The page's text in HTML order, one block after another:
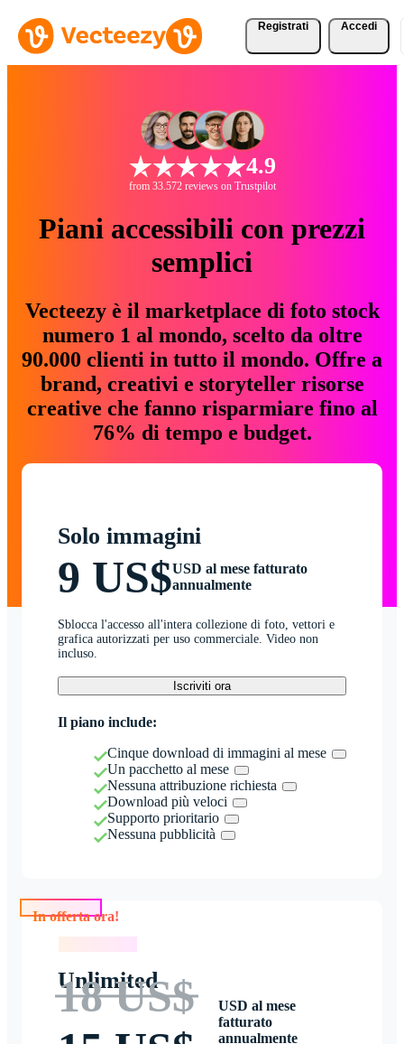
Registrati Accedi
4.9
from 33.572 reviews on Trustpilot
Piani accessibili con prezzi
semplici
Vecteezy è il marketplace di foto stock
numero 1 al mondo, scelto da oltre
90.000 clienti in tutto il mondo. Offre a
brand, creativi e storyteller risorse
creative che fanno risparmiare fino al
76% di tempo e budget.
Solo immagini
9 US$USD al mese fatturato
annualmente
Sblocca l'accesso all'intera collezione di foto, vettori e
grafica autorizzati per uso commerciale. Video non
incluso.
Iscriviti ora
Il piano include:
Cinque download di immagini al mese
Un pacchetto al mese
Nessuna attribuzione richiesta
Download più veloci
Supporto prioritario
Nessuna pubblicità
Unlimited
18 US$
USD al mese
fatturato
annualmente